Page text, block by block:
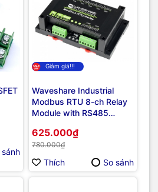
sánh
Giảm giá!!!
Waveshare Industrial
Modbus RTU 8-ch Relay
Module with RS485
Protection Circuits, 5V
Power Supply
625.000₫
780.000₫
Thích So sánh